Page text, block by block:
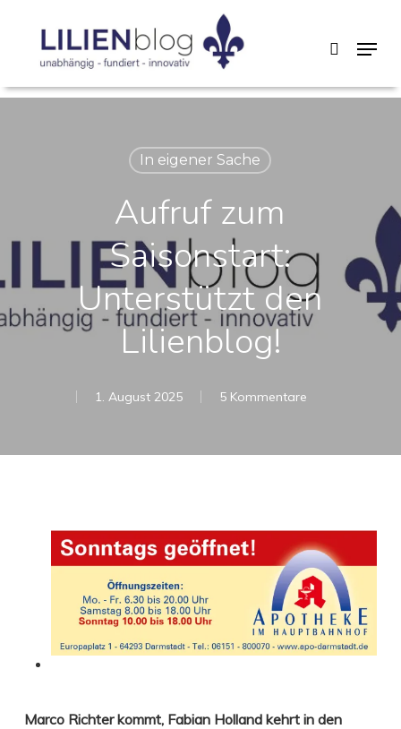
content
search
Menu
In eigener Sache
Aufruf zum
Saisonstart:
Unterstützt den
Lilienblog!
1. August 2025 5 Kommentare
Marco Richter kommt, Fabian Holland kehrt in den